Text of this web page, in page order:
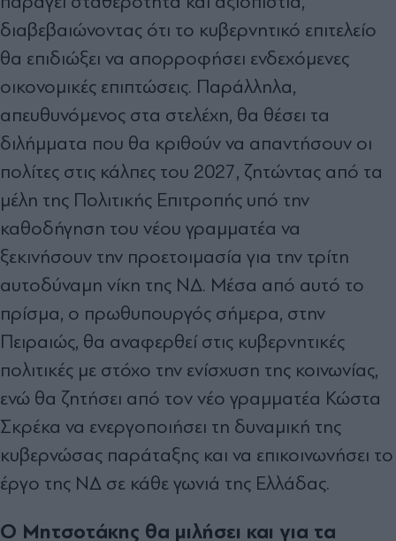
διαβεβαιώνοντας ότι το κυβερνητικό επιτελείο
θα επιδιώξει να απορροφήσει ενδεχόμενες
οικονομικές επιπτώσεις. Παράλληλα,
απευθυνόμενος στα στελέχη, θα θέσει τα
διλήμματα που θα κριθούν να απαντήσουν οι
πολίτες στις κάλπες του 2027, ζητώντας από τα
μέλη της Πολιτικής Επιτροπής υπό την
καθοδήγηση του νέου γραμματέα να
ξεκινήσουν την προετοιμασία για την τρίτη
αυτοδύναμη νίκη της ΝΔ. Μέσα από αυτό το
πρίσμα, ο πρωθυπουργός σήμερα, στην
Πειραιώς, θα αναφερθεί στις κυβερνητικές
πολιτικές με στόχο την ενίσχυση της κοινωνίας,
ενώ θα ζητήσει από τον νέο γραμματέα Κώστα
Σκρέκα να ενεργοποιήσει τη δυναμική της
κυβερνώσας παράταξης και να επικοινωνήσει το
έργο της ΝΔ σε κάθε γωνιά της Ελλάδας.
Ο Μητσοτάκης θα μιλήσει και για τα